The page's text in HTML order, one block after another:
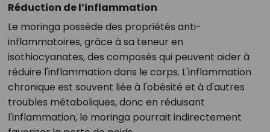
Réduction de l’inflammation
Le moringa possède des propriétés anti-
inflammatoires, grâce à sa teneur en
isothiocyanates, des composés qui peuvent aider à
réduire l'inflammation dans le corps. L'inflammation
chronique est souvent liée à l'obésité et à d'autres
troubles métaboliques, donc en réduisant
l'inflammation, le moringa pourrait indirectement